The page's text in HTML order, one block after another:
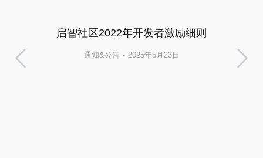
启智社区2022年开发者激励细则
通知&公告 2025年5月23日